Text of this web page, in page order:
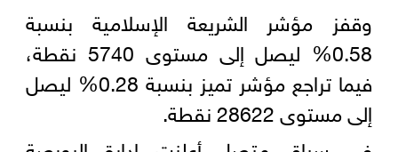
وقفز مؤشر الشريعة الإسلامية بنسبة
0.58% ليصل إلى مستوى 5740 نقطة،
فيما تراجع مؤشر تميز بنسبة 0.28% ليصل
إلى مستوى 28622 نقطة.